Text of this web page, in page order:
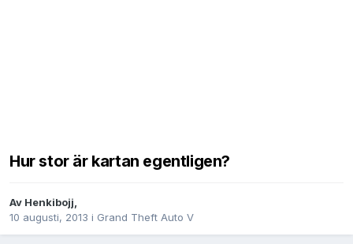
Hur stor är kartan egentligen?
Av Henkibojj,
10 augusti, 2013 i Grand Theft Auto V